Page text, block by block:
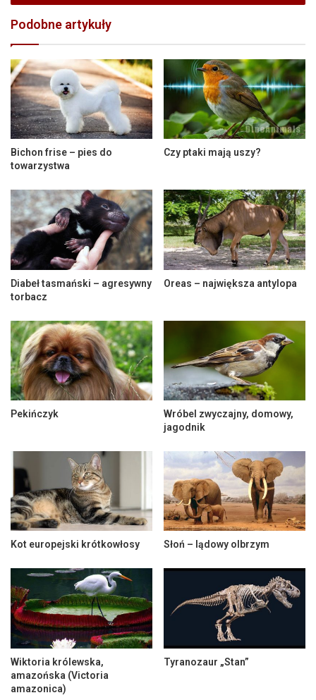
Podobne artykuły
Bichon frise – pies do
towarzystwa
Czy ptaki mają uszy?
Diabeł tasmański – agresywny
torbacz
Oreas – największa antylopa
Pekińczyk
Wróbel zwyczajny, domowy,
jagodnik
Kot europejski krótkowłosy Słoń – lądowy olbrzym
Wiktoria królewska,
amazońska (Victoria
amazonica)
Tyranozaur „Stan”